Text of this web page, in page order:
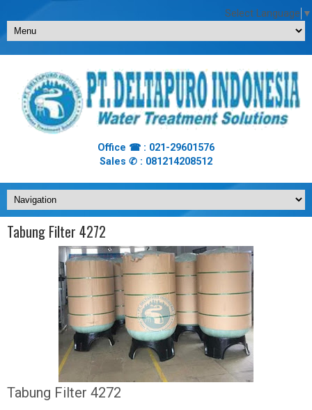
Select Language ▼
Office ☎ : 021-29601576
Sales ✆ : 081214208512
Tabung Filter 4272
Tabung Filter 4272